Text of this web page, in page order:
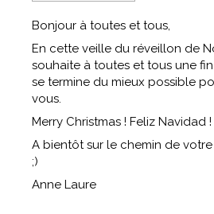
Bonjour à toutes et tous,
En cette veille du réveillon de
souhaite à toutes et tous une
se termine du mieux possible
vous.
Merry Christmas ! Feliz Navidad
A bientôt sur le chemin de
;)
Anne Laure